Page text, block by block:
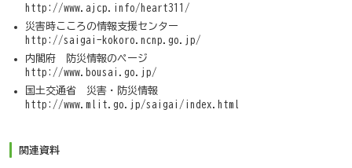
http://www.ajcp.info/heart311/
災害時こころの情報支援センター
http://saigai-kokoro.ncnp.go.jp/
内閣府 防災情報のページ
http://www.bousai.go.jp/
国土交通省 災害・防災情報
http://www.mlit.go.jp/saigai/index.html
関連資料